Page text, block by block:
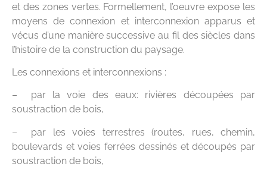
et des zones vertes. Formellement, l’oeuvre expose les
moyens de connexion et interconnexion apparus et
vécus d’une manière successive au fil des siècles dans
l’histoire de la construction du paysage.
Les connexions et interconnexions :
– par la voie des eaux: rivières découpées par
soustraction de bois,
– par les voies terrestres (routes, rues, chemin,
boulevards et voies ferrées dessinés et découpés par
soustraction de bois,